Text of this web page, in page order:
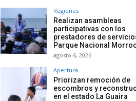
Regiones
Realizan asambleas
participativas con los
prestadores de
Parque Nacional
agosto 6, 2026
Apertura
Priorizan remoción de
escombros y
en el estado La Guaira